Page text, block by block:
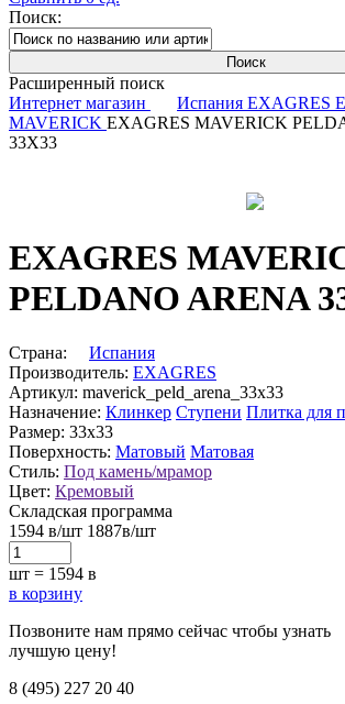
Поиск:
Расширенный поиск
Интернет магазин
Испания EXAGRES
MAVERICK EXAGRES MAVERICK
33X33
EXAGRES
PELDANO ARENA
Страна:
Испания
Производитель: EXAGRES
Артикул: maverick_peld_arena_33x33
Назначение: Клинкер Ступени Плитка для
Размер: 33x33
Поверхность: Матовый Матовая
Стиль: Под камень/мрамор
Цвет: Кремовый
Складская программа
1594 в/шт 1887в/шт
шт = 1594 в
в корзину
Позвоните нам прямо сейчас чтобы узнать
лучшую цену!
8 (495) 227 20 40